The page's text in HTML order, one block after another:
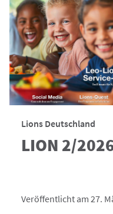
Lions Deutschland
LION 2/
Veröffentlicht am 27.